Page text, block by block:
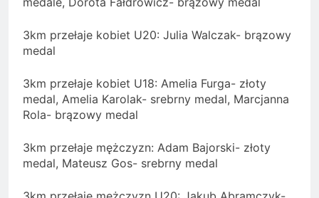
3km przełaje kobiet U20: Julia Walczak- brązowy
medal
3km przełaje kobiet U18: Amelia Furga- złoty
medal, Amelia Karolak- srebrny medal, Marcjanna
Rola- brązowy medal
3km przełaje mężczyzn: Adam Bajorski- złoty
medal, Mateusz Gos- srebrny medal